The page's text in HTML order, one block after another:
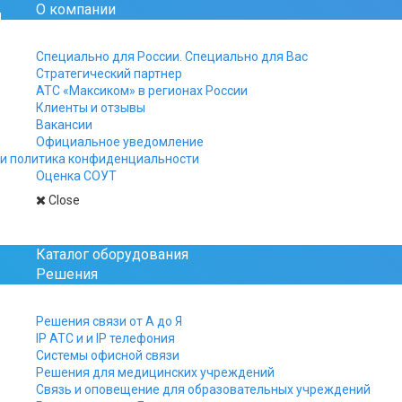
О компании
Специально для России. Специально для Вас
Стратегический партнер
АТС «Максиком» в регионах России
Клиенты и отзывы
Вакансии
Официальное уведомление
и политика конфиденциальности
Оценка СОУТ
Close
Каталог оборудования
Решения
Решения связи от А до Я
IP АТС и и IP телефония
Системы офисной связи
Решения для медицинских учреждений
Связь и оповещение для образовательных учреждений
Официальный сайт
Главная Новости Офисная телефония
Офисная